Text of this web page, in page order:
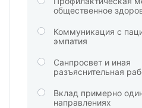
общественное
Коммуникация с
эмпатия
Санпросвет и иная
разъяснительная
Вклад примерно
направлениях